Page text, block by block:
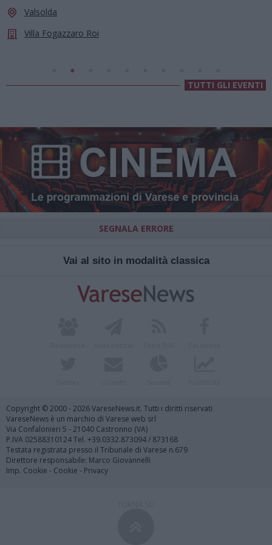
TUTTI GLI EVENTI
SEGNALA ERRORE
Vai al sito in modalità classica
Copyright © 2000 - 2026 VareseNews.it. Tutti i diritti riservati
VareseNews è un marchio di Varese web srl
Via Confalonieri 5 - 21040 Castronno (VA)
P.IVA 02588310124 Tel. +39.0332.873094 / 873168
Testata registrata presso il Tribunale di Varese n.679
Direttore responsabile: Marco Giovannelli
Imp. Cookie - Cookie - Privacy